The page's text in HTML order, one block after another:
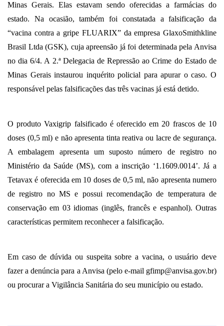
Minas Gerais. Elas estavam sendo oferecidas a farmácias do
estado. Na ocasião, também foi constatada a falsificação da
“vacina contra a gripe FLUARIX” da empresa GlaxoSmithkline
Brasil Ltda (GSK), cuja apreensão já foi determinada pela Anvisa
no dia 6/4. A 2.ª Delegacia de Repressão ao Crime do Estado de
Minas Gerais instaurou inquérito policial para apurar o caso. O
responsável pelas falsificações das três vacinas já está detido.
O produto Vaxigrip falsificado é oferecido em 20 frascos de 10
doses (0,5 ml) e não apresenta tinta reativa ou lacre de segurança.
A embalagem apresenta um suposto número de registro no
Ministério da Saúde (MS), com a inscrição ‘1.1609.0014’. Já a
Tetavax é oferecida em 10 doses de 0,5 ml, não apresenta numero
de registro no MS e possui recomendação de temperatura de
conservação em 03 idiomas (inglês, francês e espanhol). Outras
características permitem reconhecer a falsificação.
Em caso de dúvida ou suspeita sobre a vacina, o usuário deve
fazer a denúncia para a Anvisa (pelo e-mail gfimp@anvisa.gov.br)
ou procurar a Vigilância Sanitária do seu município ou estado.